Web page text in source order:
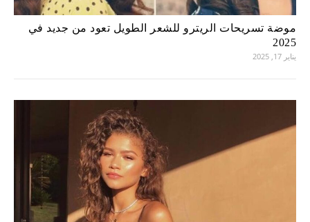
موضة تسريحات الريترو للشعر الطويل تعود من جديد في
2025
يناير 17, 2025